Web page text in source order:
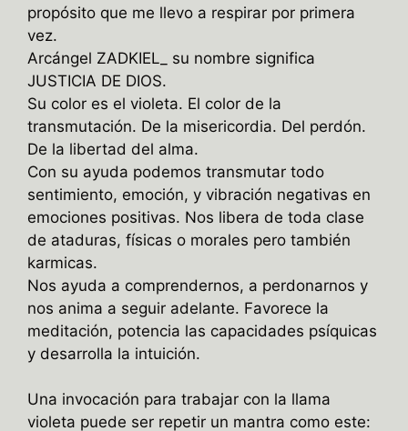
propósito que me llevo a respirar por primera
vez.
Arcángel ZADKIEL_ su nombre significa
JUSTICIA DE DIOS.
Su color es el violeta. El color de la
transmutación. De la misericordia. Del perdón.
De la libertad del alma.
Con su ayuda podemos transmutar todo
sentimiento, emoción, y vibración negativas en
emociones positivas. Nos libera de toda clase
de ataduras, físicas o morales pero también
karmicas.
Nos ayuda a comprendernos, a perdonarnos y
nos anima a seguir adelante. Favorece la
meditación, potencia las capacidades psíquicas
y desarrolla la intuición.
Una invocación para trabajar con la llama
violeta puede ser repetir un mantra como este: